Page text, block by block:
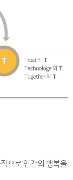
으로 인간의 행복을